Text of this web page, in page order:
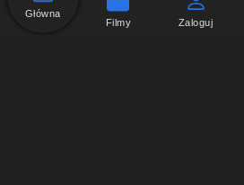
Główna
Filmy
Zaloguj